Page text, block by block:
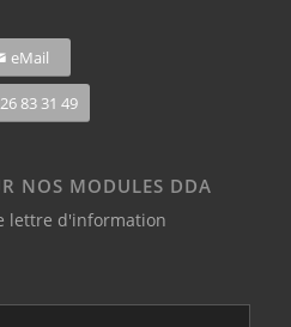
eMail
83 31 49
NOS MODULES DDA
lettre d'information